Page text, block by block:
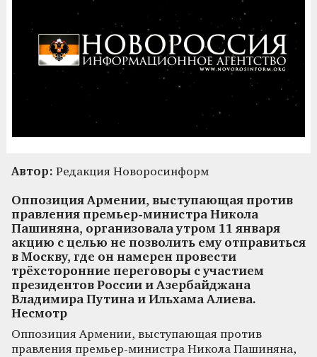
Автор: Редакция Новоросинформ
Оппозиция Армении, выступающая против
правления премьер-министра Никола
Пашиняна, организовала утром 11 января
акцию с целью не позволить ему отправиться
в Москву, где он намерен провести
трёхсторонние переговоры с участием
президентов России и Азербайджана
Владимира Путина и Ильхама Алиева.
Несмотр
Оппозиция Армении, выступающая против
правления премьер-министра Никола Пашиняна,